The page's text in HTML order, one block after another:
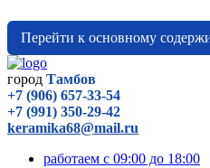
Перейти к основному
город Тамбов
+7 (906) 657-33-54
+7 (991) 350-29-42
keramika68@mail.ru
работаем с 09:00 до 18:00